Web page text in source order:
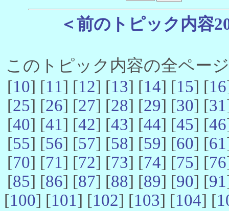
＜前のトピック内容
このトピック内容の全ペー
[10] [11] [12] [13] [14] [15] [16
[25] [26] [27] [28] [29] [30] [31
[40] [41] [42] [43] [44] [45] [46
[55] [56] [57] [58] [59] [60] [61
[70] [71] [72] [73] [74] [75] [76
[85] [86] [87] [88] [89] [90] [91
[100] [101] [102] [103] [104] [